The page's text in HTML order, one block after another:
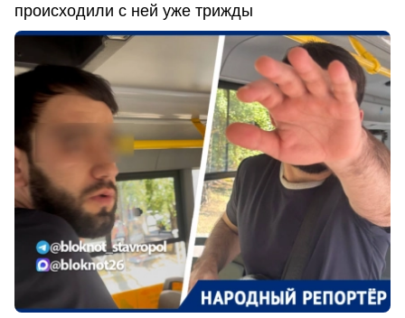
происходили с ней уже трижды